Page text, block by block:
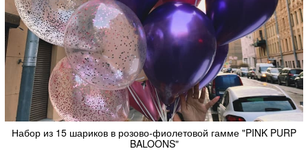
Набор из 15 шариков в розово-фиолетовой гамме "PINK PURP
BALOONS"